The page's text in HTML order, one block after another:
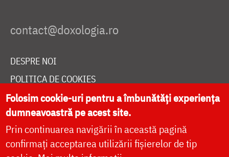
DESPRE NOI
POLITICA DE COOKIES
DONEAZĂ ONLINE PENTRU CATEDRALA NAȚIONALĂ
LIVE
Folosim cookie-uri pentru a îmbunătăți experiența
dumneavoastră pe acest site.
Prin continuarea navigării în această pagină
confirmați acceptarea utilizării fișierelor de tip